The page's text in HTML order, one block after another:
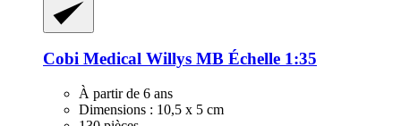
Cobi Medical Willys MB Échelle 1:35
À partir de 6 ans
Dimensions : 10,5 x 5 cm